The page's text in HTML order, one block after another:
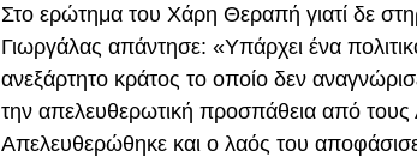
Στο ερώτημα του Χάρη Θεραπή γιατί δε
Γιωργάλας απάντησε: «Υπάρχει ένα
ανεξάρτητο κράτος το οποίο δεν
την απελευθερωτική προσπάθεια από τους
Απελευθερώθηκε και ο λαός του